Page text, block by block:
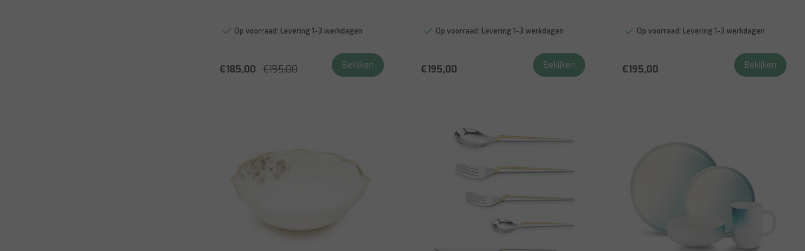
Op voorraad: Levering 1-3 werkdagen
€185,00 €195,00 Bekijken
Op voorraad: Levering 1-3 werkdagen
€195,00 Bekijken
Op voorraad: Levering 1-3 werkdagen
€195,00 Bekijken